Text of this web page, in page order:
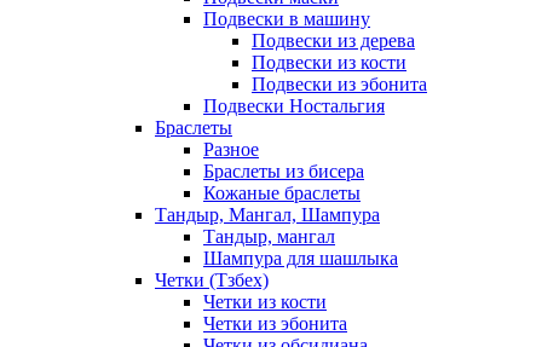
Подвески в машину
Подвески из дерева
Подвески из кости
Подвески из эбонита
Подвески Ностальгия
Браслеты
Разное
Браслеты из бисера
Кожаные браслеты
Тандыр, Мангал, Шампура
Тандыр, мангал
Шампура для шашлыка
Четки (Тзбех)
Четки из кости
Четки из эбонита